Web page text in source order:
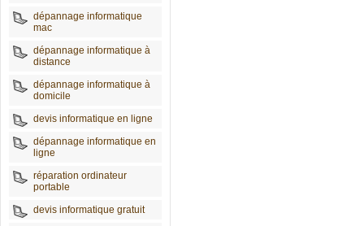
dépannage informatique
mac
dépannage informatique à
distance
dépannage informatique à
domicile
devis informatique en ligne
dépannage informatique en
ligne
réparation ordinateur
portable
devis informatique gratuit